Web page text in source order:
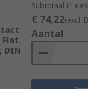
DIN
Subtotaal (1
€ 74,22(excl.
Aantal